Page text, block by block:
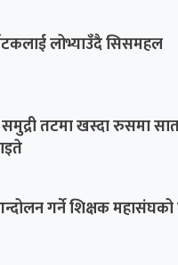
लोभ्याउँदै सिसमहल
समुद्री तटमा खस्दा रुसमा
गर्ने शिक्षक महासंघको